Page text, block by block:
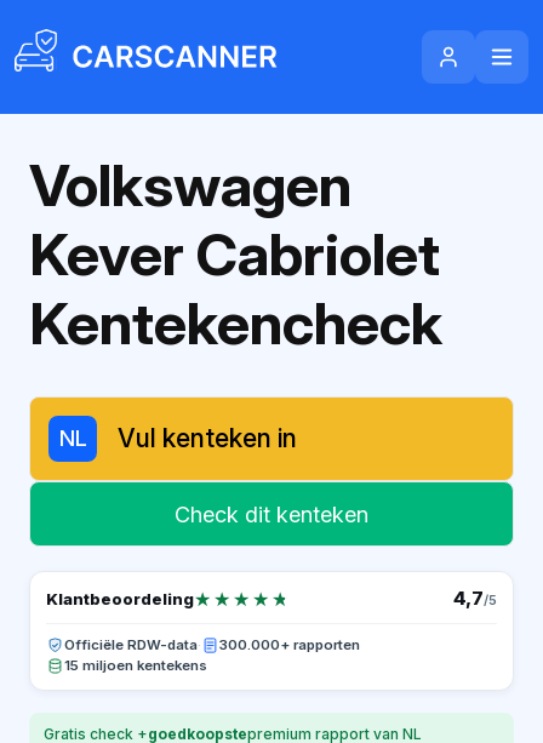
Volkswagen
Kever Cabriolet
Kentekencheck
NL
Check dit kenteken
Klantbeoordeling★★★★★
★★★★★ 4,7/5
Officiële RDW-data·
300.000+ rapporten
15 miljoen kentekens
Gratis check +goedkoopstepremium rapport van NL